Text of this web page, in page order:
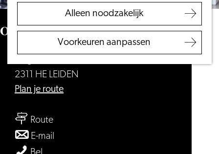
Alleen noodzakelijk
Voorkeuren aanpassen
VVV Leiden
Bereikbaarheid
Regio Leiden
Oerlemans Kinderschoenen
2311 HE LEIDEN
Plan je routenaar
Routenaar
Oerlemans
E-mail